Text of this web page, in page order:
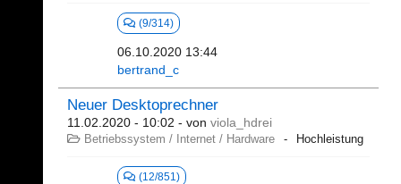
(9/314)
06.10.2020 13:44
bertrand_c
Neuer Desktoprechner
11.02.2020 - 10:02 - von viola_hdrei
Betriebssystem / Internet / Hardware Hochleistung
(12/851)